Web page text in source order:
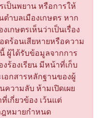
เป็นพยาน หรือการให้
ำบลเมืองเกษตร หาก
เกษตรเห็นว่าเป็นเรื่อง
ดร้อนเสียหายหรือความ
ผู้ได้รับข้อมูลจากการ
ร้องเรียน มีหน้าที่เก็บ
อกสารหลักฐานของผู้
ความลับ ห้ามเปิดเผย
กี่ยวข้อง เว้นแต่
ฎหมายกำหนด